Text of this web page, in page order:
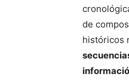
de
históricos